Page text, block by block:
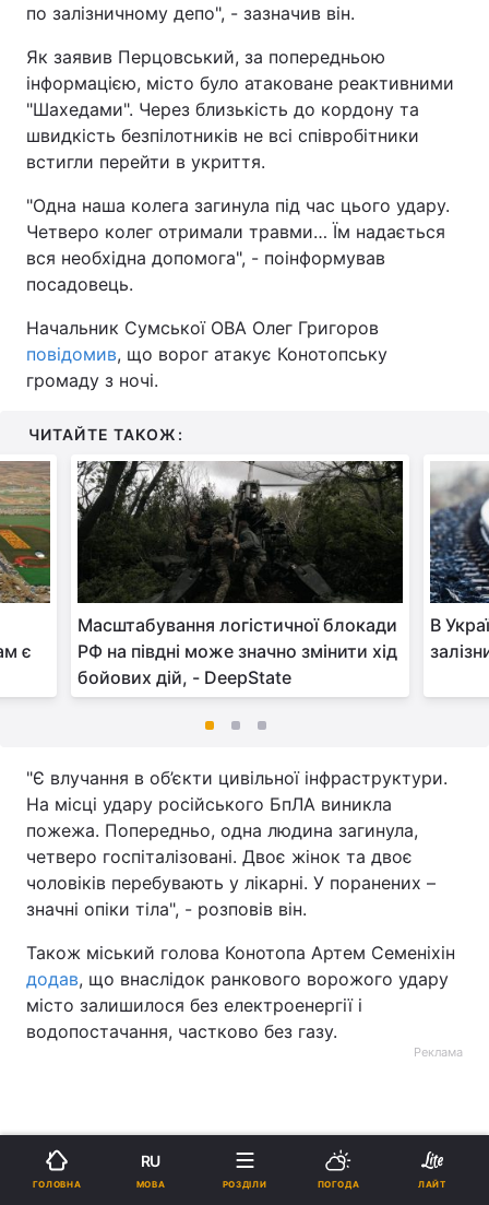
по залізничному депо", - зазначив він.
Як заявив Перцовський, за попередньою
інформацією, місто було атаковане реактивними
"Шахедами". Через близькість до кордону та
швидкість безпілотників не всі співробітники
встигли перейти в укриття.
"Одна наша колега загинула під час цього удару.
Четверо колег отримали травми… Їм надається
вся необхідна допомога", - поінформував
посадовець.
Начальник Сумської ОВА Олег Григоров
повідомив, що ворог атакує Конотопську
громаду з ночі.
ЧИТАЙТЕ ТАКОЖ:
є
Масштабування логістичної блокади
РФ на півдні може значно змінити хід
бойових дій, - DeepState
В
"Є влучання в об’єкти цивільної інфраструктури.
На місці удару російського БпЛА виникла
пожежа. Попередньо, одна людина загинула,
четверо госпіталізовані. Двоє жінок та двоє
чоловіків перебувають у лікарні. У поранених –
значні опіки тіла", - розповів він.
Також міський голова Конотопа Артем Семеніхін
додав, що внаслідок ранкового ворожого удару
місто залишилося без електроенергії і
водопостачання, частково без газу.
Реклама
ГОЛОВНА
RU
МОВА РОЗДІЛИ ПОГОДА ЛАЙТ